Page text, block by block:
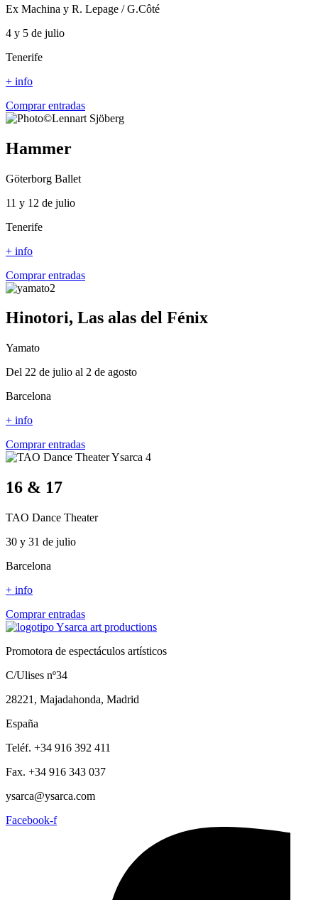
Ex Machina y R. Lepage / G.Côté
4 y 5 de julio
Tenerife
+ info
Comprar entradas
Hammer
Göterborg Ballet
11 y 12 de julio
Tenerife
+ info
Comprar entradas
Hinotori, Las alas del Fénix
Yamato
Del 22 de julio al 2 de agosto
Barcelona
+ info
Comprar entradas
16 & 17
TAO Dance Theater
30 y 31 de julio
Barcelona
+ info
Comprar entradas
Promotora de espectáculos artísticos
C/Ulises nº34
28221, Majadahonda, Madrid
España
Teléf. +34 916 392 411
Fax. +34 916 343 037
ysarca@ysarca.com
Facebook-f